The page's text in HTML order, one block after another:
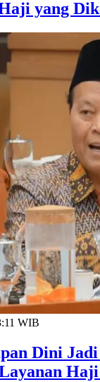
yang
WIB
Dini
Haji